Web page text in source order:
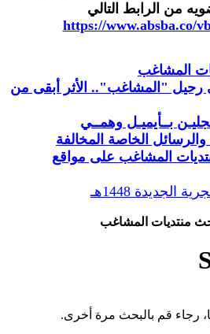
من الرابط التالي
https://www.absba.co/
المشاغب
"المشاغب".. الأثر أبقى من
بــأيميـل وهمــي
الخاصة المخالفة
المشاغب على مواقع
الجديدة 1448هـ
منتديات المشاغب
رجاء قم بالبحث مرة أخرى.